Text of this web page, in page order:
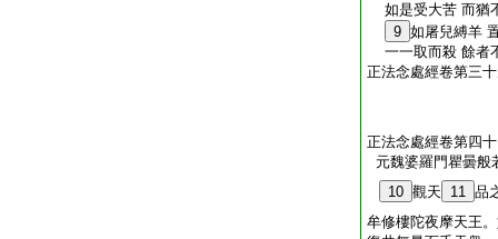
如是受大苦 而猶
9 如屠兒縛羊
一一取而殺 餘者
正法念處經卷第三
正法念處經卷第四十
元魏婆羅門瞿曇般
10 觀天 11 品
牟修樓陀夜摩天王